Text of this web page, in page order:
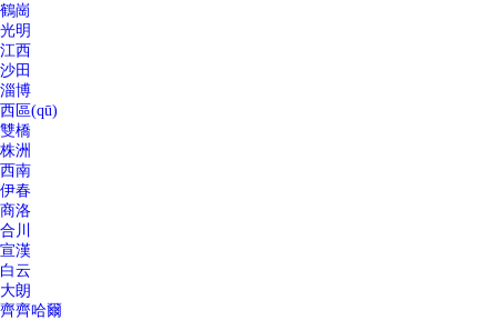
鶴崗
光明
江西
沙田
淄博
西區(qū)
雙橋
株洲
西南
伊春
商洛
合川
宣漢
白云
大朗
齊齊哈爾